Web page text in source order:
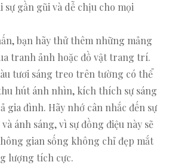
gần gũi và dễ chịu cho mọi
bạn hãy thử thêm những mảng
tranh ảnh hoặc đồ vật trang trí.
tươi sáng treo trên tường có thể
hút ánh nhìn, kích thích sự sáng
gia đình. Hãy nhớ cân nhắc đến sự
ánh sáng, vì sự đồng điệu này sẽ
gian sống không chỉ đẹp mắt
lượng tích cực.